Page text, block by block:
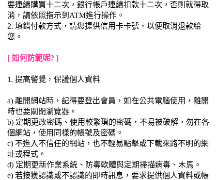
要連續購買十二次，銀行帳戶連續扣款十二次，否則就得取
消，請依照指示到ATM進行操作。
2. 填錯付款方式，請您提供信用卡卡號，以便取消退款給
您。
[ 如何防範呢? ]
1. 提高警覺，保護個人資料
a) 離開網站時，記得要登出會員，如在公共電腦使用，離開
時也要關閉瀏覽器。
b) 定期更改密碼、使用較繁瑣的密碼，不易被破解，勿在各
個網站，使用同樣的帳號及密碼。
c) 不進入不信任的網站，也不輕易點擊或下載來路不明的網
址或程式。
d) 定期更新作業系統、防毒軟體與定期掃描病毒、木馬。
e) 若接獲認識或不認識的即時訊息，要求提供個人資料或帳